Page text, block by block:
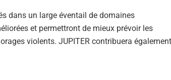
dans un large éventail de domaines
et permettront de mieux prévoir les
violents. JUPITER contribuera